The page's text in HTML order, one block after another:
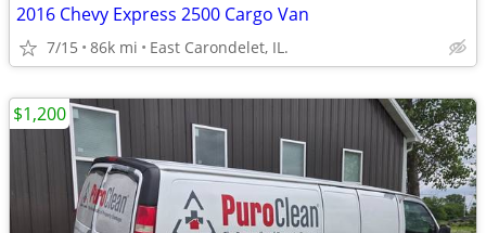
2016 Chevy Express 2500 Cargo Van
7/15 86k mi East Carondelet, IL.
$1,200